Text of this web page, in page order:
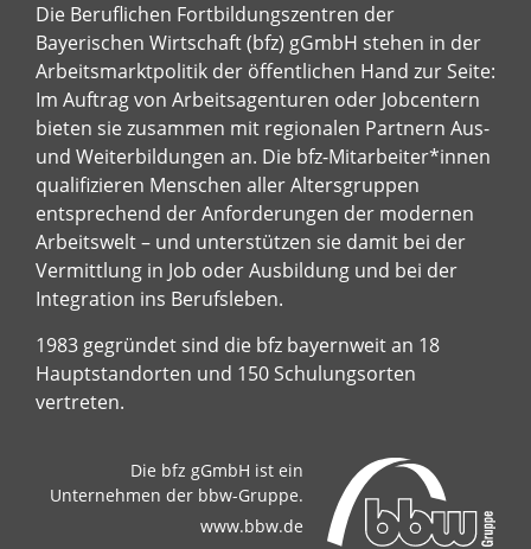
Die Beruflichen Fortbildungszentren der
Bayerischen Wirtschaft (bfz) gGmbH stehen in der
Arbeitsmarktpolitik der öffentlichen Hand zur Seite:
Im Auftrag von Arbeitsagenturen oder Jobcentern
bieten sie zusammen mit regionalen Partnern Aus-
und Weiterbildungen an. Die bfz-Mitarbeiter*innen
qualifizieren Menschen aller Altersgruppen
entsprechend der Anforderungen der modernen
Arbeitswelt – und unterstützen sie damit bei der
Vermittlung in Job oder Ausbildung und bei der
Integration ins Berufsleben.
1983 gegründet sind die bfz bayernweit an 18
Hauptstandorten und 150 Schulungsorten
vertreten.
Die bfz gGmbH ist ein
Unternehmen der bbw-Gruppe.
www.bbw.de